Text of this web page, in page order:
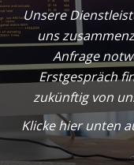
Unsere
uns
Anfrage
Erstgespräch
zukünftig von
Klicke hier unten